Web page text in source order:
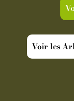
Voir les